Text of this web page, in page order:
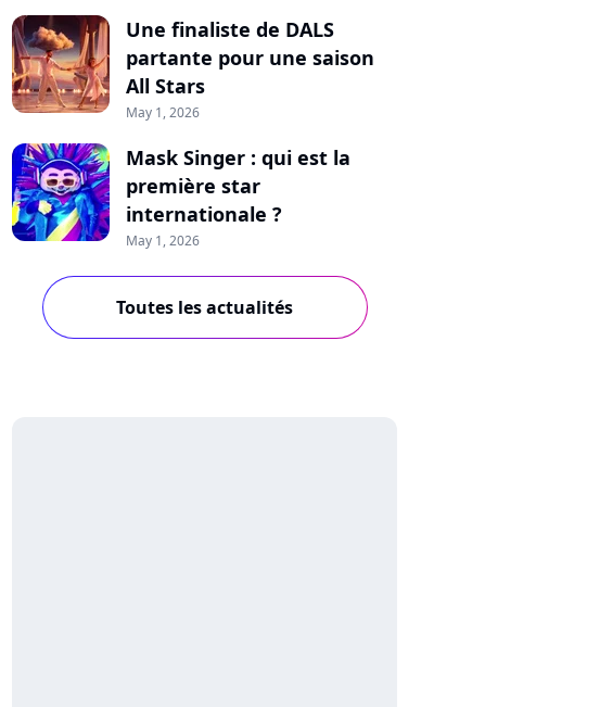
Une finaliste de DALS
partante pour une saison
All Stars
May 1, 2026
Mask Singer : qui est la
première star
internationale ?
May 1, 2026
Toutes les actualités